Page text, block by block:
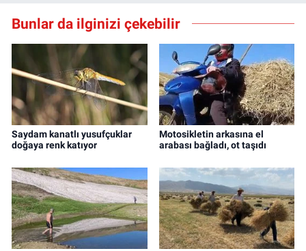
Bunlar da ilginizi çekebilir
Saydam kanatlı yusufçuklar
doğaya renk katıyor
Motosikletin arkasına el
arabası bağladı, ot taşıdı